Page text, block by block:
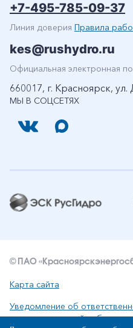
МЫ В СОЦСЕТЯХ
+7-495-785-09-37
Линия доверия Правила
kes@rushydro.ru
Официальная электронная
660017, г. Красноярск,
© ПАО
Карта сайта
Уведомление об
интеллектуальной